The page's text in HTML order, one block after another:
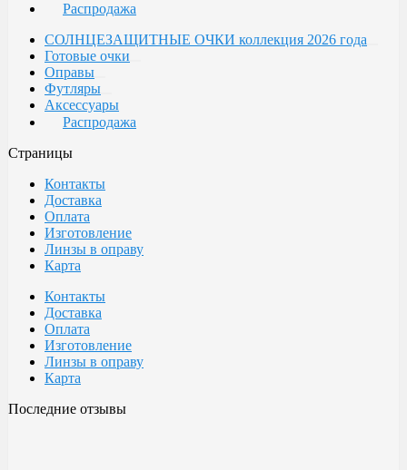
Распродажа
СОЛНЦЕЗАЩИТНЫЕ ОЧКИ коллекция 2026 года
Готовые очки
Оправы
Футляры
Аксессуары
Распродажа
Страницы
Контакты
Доставка
Оплата
Изготовление
Линзы в оправу
Карта
Контакты
Доставка
Оплата
Изготовление
Линзы в оправу
Карта
Последние отзывы